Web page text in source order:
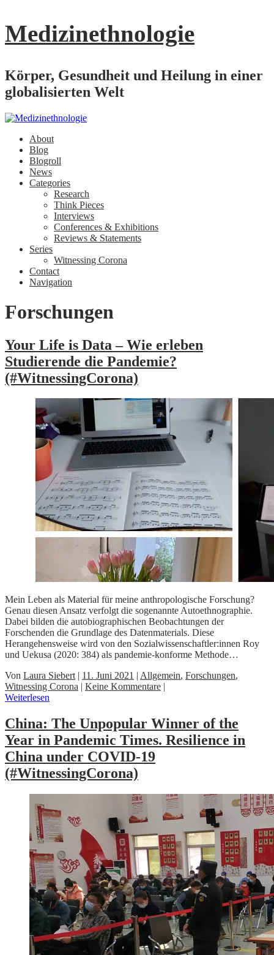
Medizinethnologie
Körper, Gesundheit und Heilung in einer
globalisierten Welt
About
Blog
Blogroll
News
Categories
Research
Think Pieces
Interviews
Conferences & Exhibitions
Reviews & Statements
Series
Witnessing Corona
Contact
Navigation
Forschungen
Your Life is Data – Wie erleben
Studierende die Pandemie?
(#WitnessingCorona)
Mein Leben als Material für meine anthropologische Forschung?
Genau diesen Ansatz verfolgt die sogenannte Autoethnographie.
Dabei bilden die autobiographischen Beobachtungen der
Forschenden die Grundlage des Datenmaterials. Diese
Herangehensweise wird von den Sozialwissenschaftler:innen Roy
und Uekusa (2020: 384) als pandemie-konforme Methode…
Von Laura Siebert| 11. Juni 2021 | Allgemein, Forschungen,
Witnessing Corona | Keine Kommentare |
Weiterlesen
China: The Unpopular Winner of the
Year in Pandemic Times. Resilience in
China under COVID-19
(#WitnessingCorona)